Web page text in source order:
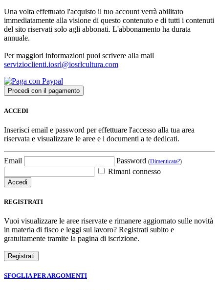
Una volta effettuato l'acquisto il tuo account verrà abilitato
immediatamente alla visione di questo contenuto e di tutti i contenuti
del sito riservati solo agli abbonati. L'abbonamento ha durata
annuale.
Per maggiori informazioni puoi scrivere alla mail
servizioclienti.iosrl@iosrlcultura.com
ACCEDI
Inserisci email e password per effettuare l'accesso alla tua area
riservata e visualizzare le aree e i documenti a te dedicati.
Email Password (Dimenticata?)
Rimani connesso
REGISTRATI
Vuoi visualizzare le aree riservate e rimanere aggiornato sulle novità
in materia di fisco e leggi sul lavoro? Registrati subito e
gratuitamente tramite la pagina di iscrizione.
SFOGLIA PER ARGOMENTI